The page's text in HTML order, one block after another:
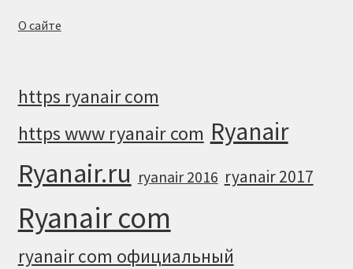
О сайте
https ryanair com
https www ryanair com Ryanair
Ryanair.ru ryanair 2016 ryanair 2017
Ryanair com
ryanair com официальный